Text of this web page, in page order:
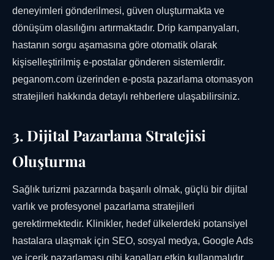
deneyimleri gönderilmesi, güven oluşturmakta ve
dönüşüm olasılığını artırmaktadır. Drip kampanyaları,
hastanın sorgu aşamasına göre otomatik olarak
kişiselleştirilmiş e-postalar gönderen sistemlerdir.
peganom.com üzerinden e-posta pazarlama otomasyon
stratejileri hakkında detaylı rehberlere ulaşabilirsiniz.
3. Dijital Pazarlama Stratejisi
Oluşturma
Sağlık turizmi pazarında başarılı olmak, güçlü bir dijital
varlık ve profesyonel pazarlama stratejileri
gerektirmektedir. Klinikler, hedef ülkelerdeki potansiyel
hastalara ulaşmak için SEO, sosyal medya, Google Ads